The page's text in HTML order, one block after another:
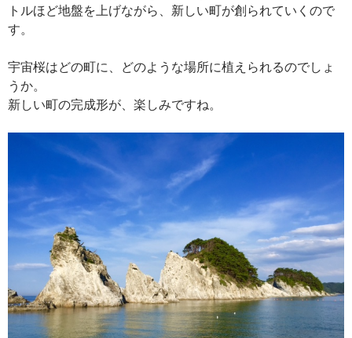
トルほど地盤を上げながら、新しい町が創られていくので
す。
宇宙桜はどの町に、どのような場所に植えられるのでしょ
うか。
新しい町の完成形が、楽しみですね。